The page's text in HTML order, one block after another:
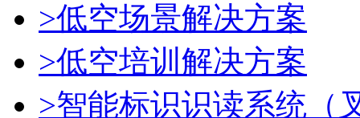
>低空场景解决方案
>低空培训解决方案
>智能标识识读系统（